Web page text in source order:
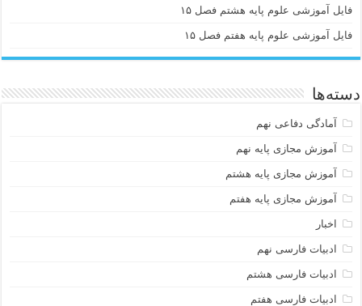
فایل آموزشی علوم پایه هشتم فصل ۱۵
فایل آموزشی علوم پایه هفتم فصل ۱۵
دسته‌ها
آمادگی دفاعی نهم
آموزش مجازی پایه نهم
آموزش مجازی پایه هشتم
آموزش مجازی پایه هفتم
اخبار
ادبیات فارسی نهم
ادبیات فارسی هشتم
ادبیات فارسی هفتم